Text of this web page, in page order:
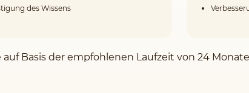
des Wissens
auf Basis der empfohlenen Laufzeit von 24